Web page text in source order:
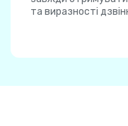
та виразності